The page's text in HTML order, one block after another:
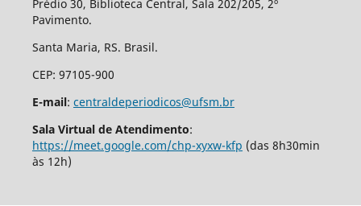
Prédio 30, Biblioteca Central, Sala 202/205, 2º
Pavimento.
Santa Maria, RS. Brasil.
CEP: 97105-900
E-mail: centraldeperiodicos@ufsm.br
Sala Virtual de Atendimento:
https://meet.google.com/chp-xyxw-kfp (das 8h30min
às 12h)